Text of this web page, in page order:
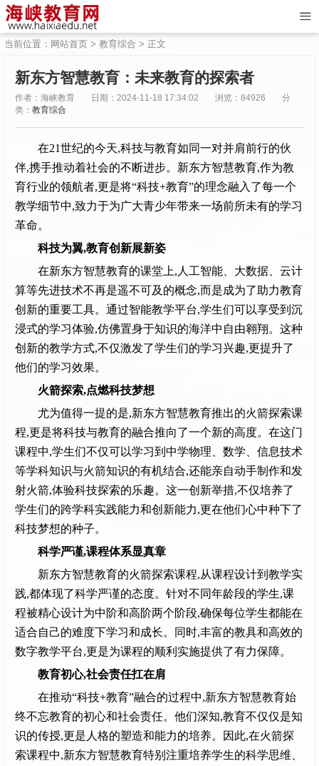
当前位置： 网站首页 > 教育综合 > 正文
新东方智慧教育：未来教育的探索者
作者：海峡教育 日期：2024-11-18 17:34:02 浏览：84926
分
类： 教育综合
在21世纪的今天,科技与教育如同一对并肩前行的伙
伴,携手推动着社会的不断进步。新东方智慧教育,作为教
育行业的领航者,更是将“科技+教育”的理念融入了每一个
教学细节中,致力于为广大青少年带来一场前所未有的学习
革命。
科技为翼,教育创新展新姿
在新东方智慧教育的课堂上,人工智能、大数据、云计
算等先进技术不再是遥不可及的概念,而是成为了助力教育
创新的重要工具。通过智能教学平台,学生们可以享受到沉
浸式的学习体验,仿佛置身于知识的海洋中自由翱翔。这种
创新的教学方式,不仅激发了学生们的学习兴趣,更提升了
他们的学习效果。
火箭探索,点燃科技梦想
尤为值得一提的是,新东方智慧教育推出的火箭探索课
程,更是将科技与教育的融合推向了一个新的高度。在这门
课程中,学生们不仅可以学习到中学物理、数学、信息技术
等学科知识与火箭知识的有机结合,还能亲自动手制作和发
射火箭,体验科技探索的乐趣。这一创新举措,不仅培养了
学生们的跨学科实践能力和创新能力,更在他们心中种下了
科技梦想的种子。
科学严谨,课程体系显真章
新东方智慧教育的火箭探索课程,从课程设计到教学实
践,都体现了科学严谨的态度。针对不同年龄段的学生,课
程被精心设计为中阶和高阶两个阶段,确保每位学生都能在
适合自己的难度下学习和成长。同时,丰富的教具和高效的
数字教学平台,更是为课程的顺利实施提供了有力保障。
教育初心,社会责任扛在肩
在推动“科技+教育”融合的过程中,新东方智慧教育始
终不忘教育的初心和社会责任。他们深知,教育不仅仅是知
识的传授,更是人格的塑造和能力的培养。因此,在火箭探
索课程中,新东方智慧教育特别注重培养学生的科学思维、